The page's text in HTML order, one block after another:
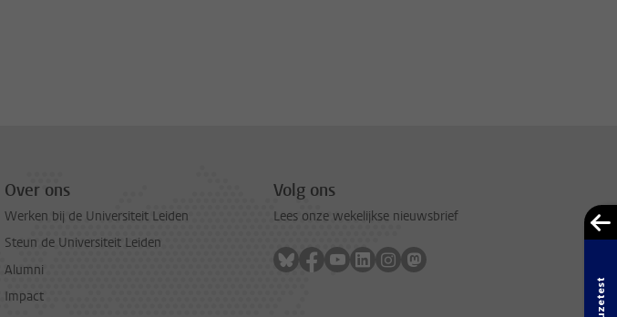
Over ons
Werken bij de Universiteit Leiden
Steun de Universiteit Leiden
Alumni
Impact
Volg ons
Lees onze wekelijkse nieuwsbrief
Volg ons op bluesky
Volg ons op facebook
Volg ons op youtube
Volg ons op linkedin
Volg ons op instagram
Volg ons op mastodon